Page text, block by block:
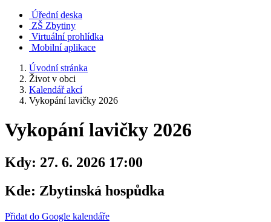
Úřední deska
ZŠ Zbytiny
Virtuální prohlídka
Mobilní aplikace
Úvodní stránka
Život v obci
Kalendář akcí
Vykopání lavičky 2026
Vykopání lavičky 2026
Kdy: 27. 6. 2026 17:00
Kde: Zbytinská hospůdka
Přidat do Google kalendáře